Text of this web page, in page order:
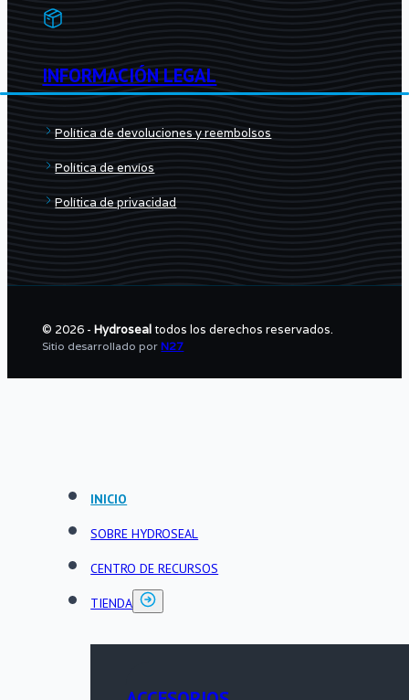
INICIO
SOBRE HYDROSEAL
CENTRO DE RECURSOS
TIENDA
INFORMACIÓN LEGAL
Política de devoluciones y reembolsos
Política de envíos
Política de privacidad
© 2026 -Hydroseal todos los derechos reservados.
Sitio desarrollado porN27